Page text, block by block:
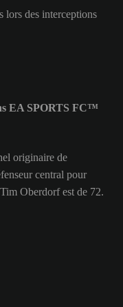
lors des interceptions
EA SPORTS FC™
originaire de
central pour
Oberdorf est de 72.